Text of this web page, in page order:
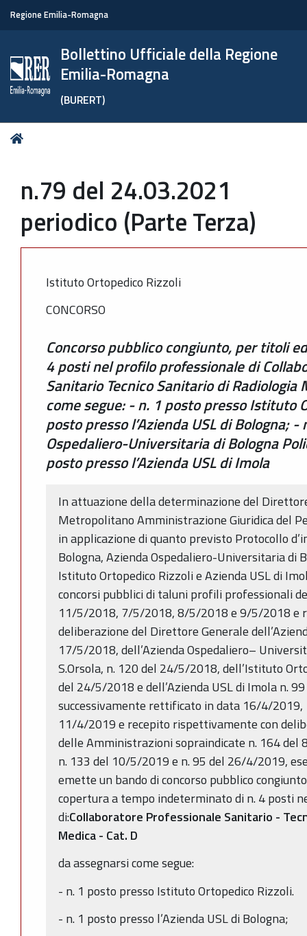
Regione Emilia-Romagna
Bollettino Ufficiale della Regione
Emilia-Romagna
(BURERT)
Tu
n.79 del 24.03.2021
periodico (Parte Terza)
Istituto Ortopedico Rizzoli
CONCORSO
Concorso pubblico congiunto, per titoli
4 posti nel profilo professionale di
Sanitario Tecnico Sanitario di Radiologia
come segue: - n. 1 posto presso Istituto
posto presso l’Azienda USL di Bologna; -
Ospedaliero-Universitaria di Bologna
posto presso l’Azienda USL di Imola
In attuazione della determinazione del
Metropolitano Amministrazione Giuridica del
in applicazione di quanto previsto Protocollo
Bologna, Azienda Ospedaliero-Universitaria di
Istituto Ortopedico Rizzoli e Azienda USL di
concorsi pubblici di taluni profili professionali
11/5/2018, 7/5/2018, 8/5/2018 e 9/5/2018 e
deliberazione del Direttore Generale
17/5/2018, dell’Azienda Ospedaliero–
S.Orsola, n. 120 del 24/5/2018, dell’Istituto
del 24/5/2018 e dell’Azienda USL di Imola n.
successivamente rettificato in data 16/4/
11/4/2019 e recepito rispettivamente con
delle Amministrazioni sopraindicate n. 164
n. 133 del 10/5/2019 e n. 95 del 26/4/2019,
emette un bando di concorso pubblico
copertura a tempo indeterminato di n. 4 posti
di:Collaboratore Professionale Sanitario -
Medica - Cat. D
da assegnarsi come segue:
- n. 1 posto presso Istituto Ortopedico Rizzoli.
- n. 1 posto presso l’Azienda USL di Bologna;